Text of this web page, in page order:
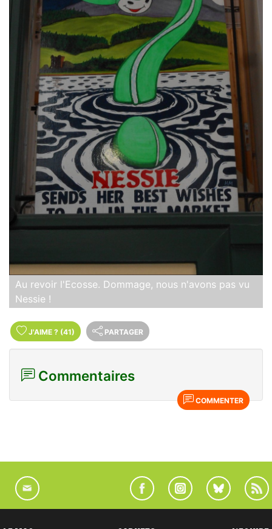
Au revoir l'Ecosse. Dommage, nous n'avons pas vu
Nessie !
J'AIME ? (41) PARTAGER
Commentaires
COMMENTER